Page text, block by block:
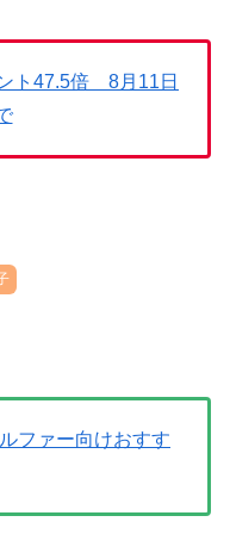
ト47.5倍 8月11日
ファー向けおすす